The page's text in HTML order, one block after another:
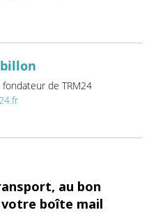
fondateur de TRM24
au bon
boîte mail